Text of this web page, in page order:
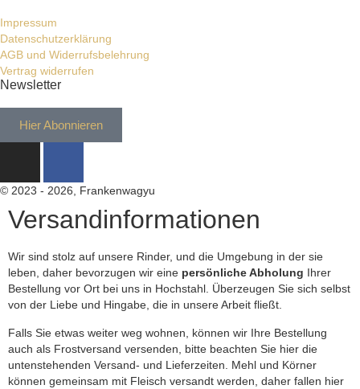
Impressum
Datenschutzerklärung
AGB und Widerrufsbelehrung
Vertrag widerrufen
Newsletter
Hier Abonnieren
© 2023 - 2026, Frankenwagyu
Versandinformationen
Wir sind stolz auf unsere Rinder, und die Umgebung in der sie
leben, daher bevorzugen wir eine persönliche Abholung Ihrer
Bestellung vor Ort bei uns in Hochstahl. Überzeugen Sie sich selbst
von der Liebe und Hingabe, die in unsere Arbeit fließt.
Falls Sie etwas weiter weg wohnen, können wir Ihre Bestellung
auch als Frostversand versenden, bitte beachten Sie hier die
untenstehenden Versand- und Lieferzeiten. Mehl und Körner
können gemeinsam mit Fleisch versandt werden, daher fallen hier